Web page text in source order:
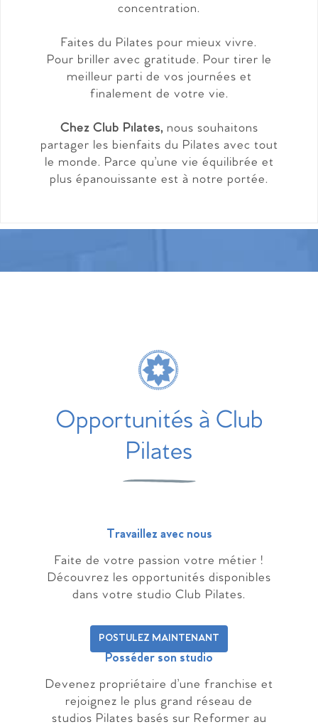
concentration.
Faites du Pilates pour mieux vivre.
Pour briller avec gratitude. Pour tirer le
meilleur parti de vos journées et
finalement de votre vie.
Chez Club Pilates, nous souhaitons
partager les bienfaits du Pilates avec tout
le monde. Parce qu’une vie équilibrée et
plus épanouissante est à notre portée.
Opportunités à Club
Pilates
Travaillez avec nous
Faite de votre passion votre métier !
Découvrez les opportunités disponibles
dans votre studio Club Pilates.
POSTULEZ MAINTENANT
Posséder son studio
Devenez propriétaire d’une franchise et
rejoignez le plus grand réseau de
studios Pilates basés sur Reformer au